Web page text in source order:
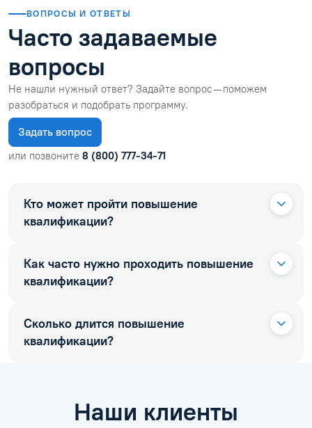
ВОПРОСЫ И ОТВЕТЫ
Часто задаваемые
вопросы
Не нашли нужный ответ? Задайте вопрос — поможем
разобраться и подобрать программу.
Задать вопрос
или позвоните 8 (800) 777-34-71
Кто может пройти повышение
квалификации?
Как часто нужно проходить повышение
квалификации?
Сколько длится повышение
квалификации?
Наши клиенты